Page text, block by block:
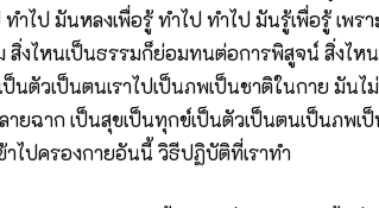
ำไป มันหลงเพื่อรู้ ทำไป ทำไป มันรู้เพื่อรู้ เพ
สิ่งไหนเป็นธรรมก็ย่อมทนต่อการพิสูจน์ สิ่งไ
นตัวเป็นตนเราไปเป็นภพเป็นชาติในกาย มั
ยฉาก เป็นสุขเป็นทุกข์เป็นตัวเป็นตนเป็นภพเ
าไปครองกายอันนี้ วิธีปฏิบัติที่เราทำ